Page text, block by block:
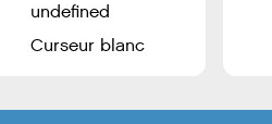
undefined
Curseur blanc